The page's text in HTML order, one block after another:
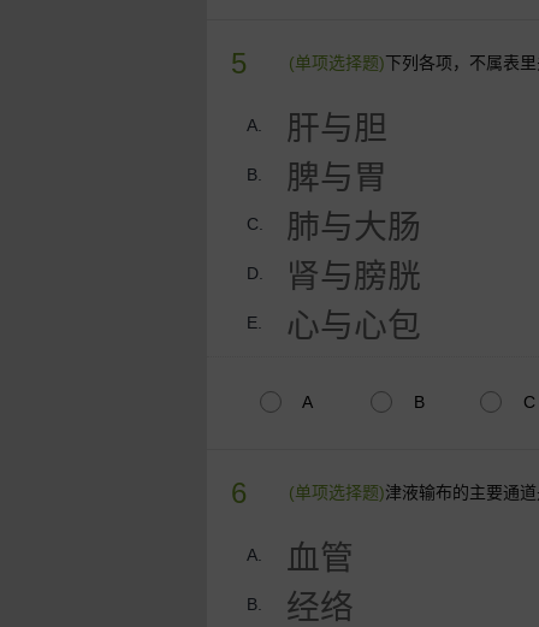
5 (单项选择题)下列各项，不属表
A. 肝与胆
B. 脾与胃
C. 肺与大肠
D. 肾与膀胱
E. 心与心包
A B C
6 (单项选择题)津液输布的主要通
A. 血管
B. 经络